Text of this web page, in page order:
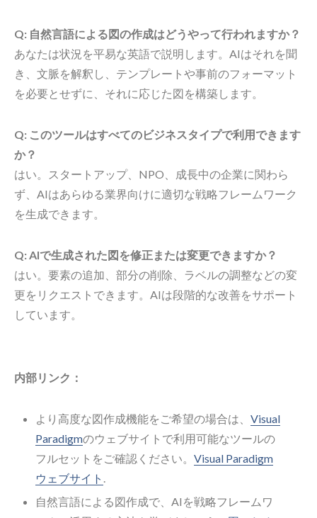
Q: 自然言語による図の作成はどうやって行われますか？
あなたは状況を平易な英語で説明します。AIはそれを聞
き、文脈を解釈し、テンプレートや事前のフォーマット
を必要とせずに、それに応じた図を構築します。
Q: このツールはすべてのビジネスタイプで利用できます
か？
はい。スタートアップ、NPO、成長中の企業に関わら
ず、AIはあらゆる業界向けに適切な戦略フレームワーク
を生成できます。
Q: AIで生成された図を修正または変更できますか？
はい。要素の追加、部分の削除、ラベルの調整などの変
更をリクエストできます。AIは段階的な改善をサポート
しています。
内部リンク：
より高度な図作成機能をご希望の場合は、 Visual
Paradigmのウェブサイトで利用可能なツールの
フルセットをご確認ください。 Visual Paradigm
ウェブサイト .
自然言語による図作成で、AIを戦略フレームワ